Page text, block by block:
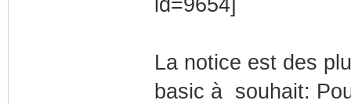
La notice est des
basic à souhait: